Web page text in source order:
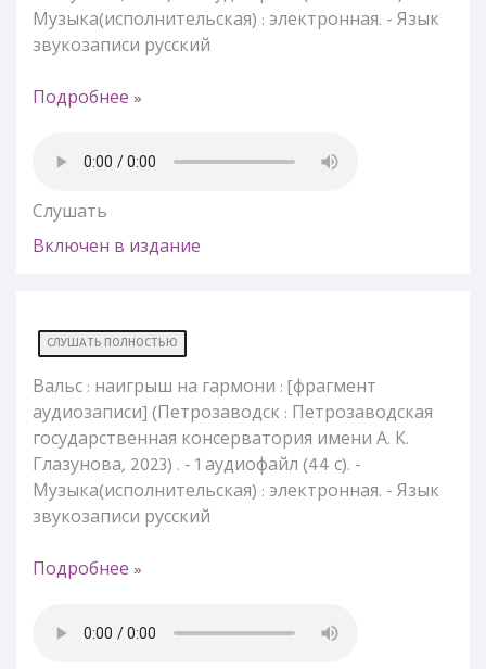
Музыка(исполнительская) : электронная. - Язык
звукозаписи русский
Подробнее »
Слушать
Включен в издание
СЛУШАТЬ ПОЛНОСТЬЮ
Вальс : наигрыш на гармони : [фрагмент
аудиозаписи] (Петрозаводск : Петрозаводская
государственная консерватория имени А. К.
Глазунова, 2023) . - 1 аудиофайл (44 с). -
Музыка(исполнительская) : электронная. - Язык
звукозаписи русский
Подробнее »